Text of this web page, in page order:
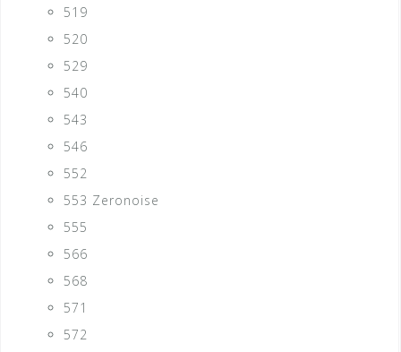
519
520
529
540
543
546
552
553 Zeronoise
555
566
568
571
572